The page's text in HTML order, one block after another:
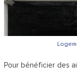
Pour bénéficier des